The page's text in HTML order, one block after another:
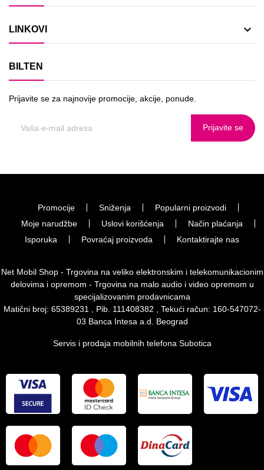
LINKOVI 
BILTEN
Prijavite se za najnovije promocije, akcije, ponude.
Prijavite se
Promocije Sniženja
Popularni proizvodi
Moje narudžbe
Uslovi korišćenja
Način plaćanja
Isporuka
Povraćaj proizvoda Kontaktirajte nas
Net Mobil Shop - Trgovina na veliko elektronskim i telekomunikacionim
delovima i opremom - Trgovina na malo audio i video opremom u
specijalizovanim prodavnicama
Matični broj: 65389231 , Pib. 111408382 , Tekući račun: 160-547072-
03 Banca Intesa a.d. Beograd
Servis i prodaja mobilnih telefona Subotica